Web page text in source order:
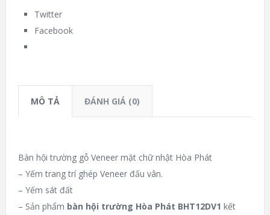
Twitter
Facebook
MÔ TẢ ĐÁNH GIÁ (0)
Bàn hội trường gỗ Veneer mặt chữ nhật Hòa Phát
– Yếm trang trí ghép Veneer đấu vân.
– Yếm sát đất
– Sản phẩm bàn hội trường Hòa Phát BHT12DV1 kết